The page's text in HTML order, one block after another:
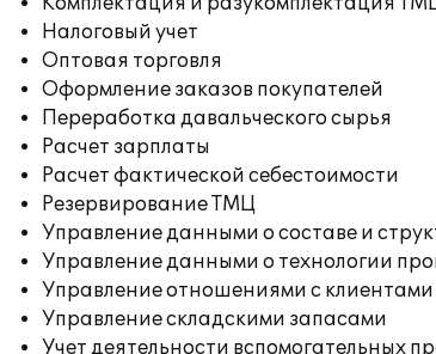
Налоговый учет
Оптовая торговля
Оформление заказов покупателей
Переработка давальческого сырья
Расчет зарплаты
Расчет фактической себестоимости
Резервирование ТМЦ
Управление данными о составе и
Управление данными о технологии
Управление отношениями с клиентами
Управление складскими запасами
Учет деятельности вспомогательных